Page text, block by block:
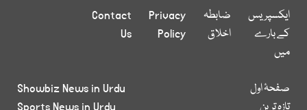
ایکسپریس
کے بارے
میں
ضابطہ
اخلاق
Privacy
Policy
Contact
Us
صفحۂ اول
Showbiz News in Urdu